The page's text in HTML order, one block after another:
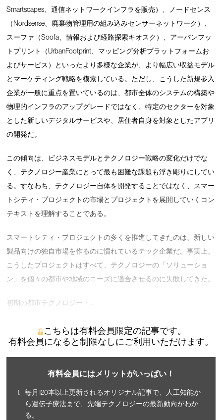
Smartscapes、通信ネットワークインフラを販売）、ノードセンス
（Nordsense、廃棄物管理用の組み込みセンサーネットワーク）、
スーファ（Soofa、情報および経路探索キオスク）、アーバンフッ
トプリント（UrbanFootprint、マッピング分析プラットフォームお
よびサービス）といったより多様な企業が、より幅広い収益モデル
とマーケティング戦略を模索している。ただし、こうした新規参入
企業が一般に重点を置いているのは、都市全体のシステムの構築や
物理的インフラのアップグレードではなく、特定のセクターを対象
とした新しいデジタルサービスや、居住者自身を対象としたアプリ
の開発だ。
この傾向は、ビジネスモデルとテクノロジー戦略の変化だけでな
く、テクノロジー産業にとって最も困難な課題も浮き彫りにしてい
る。すなわち、テクノロジー自体を開発することではなく、スマー
トシティ・プロジェクトの市場とプロジェクトを展開していくコン
テキストを理解することである。
スマートシティ・プロジェクトの多くを推進してきたのは、新しい
製品向けの独自市場を作るのに慣れているテック企業だ。事実上、
こうしたプロジェクトはすべて、テクノロジーの「ソリューショ
ン」を個々の都市や地域のニーズに適合させるのに失敗してきた。
初期の都市テクノロジー・ …
こちらは有料会員限定の記事です。
有料会員になると制限なしにご利用いただけます。
有料会員にはメリットがいっぱい！
毎月120本以上更新されるオリジナル記事で、人工知能か
ら遺伝子療法まで、先端テクノロジーの最新動向がわか
る。